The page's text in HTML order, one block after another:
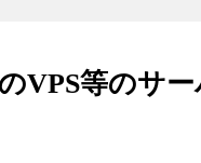
VPS等のサ